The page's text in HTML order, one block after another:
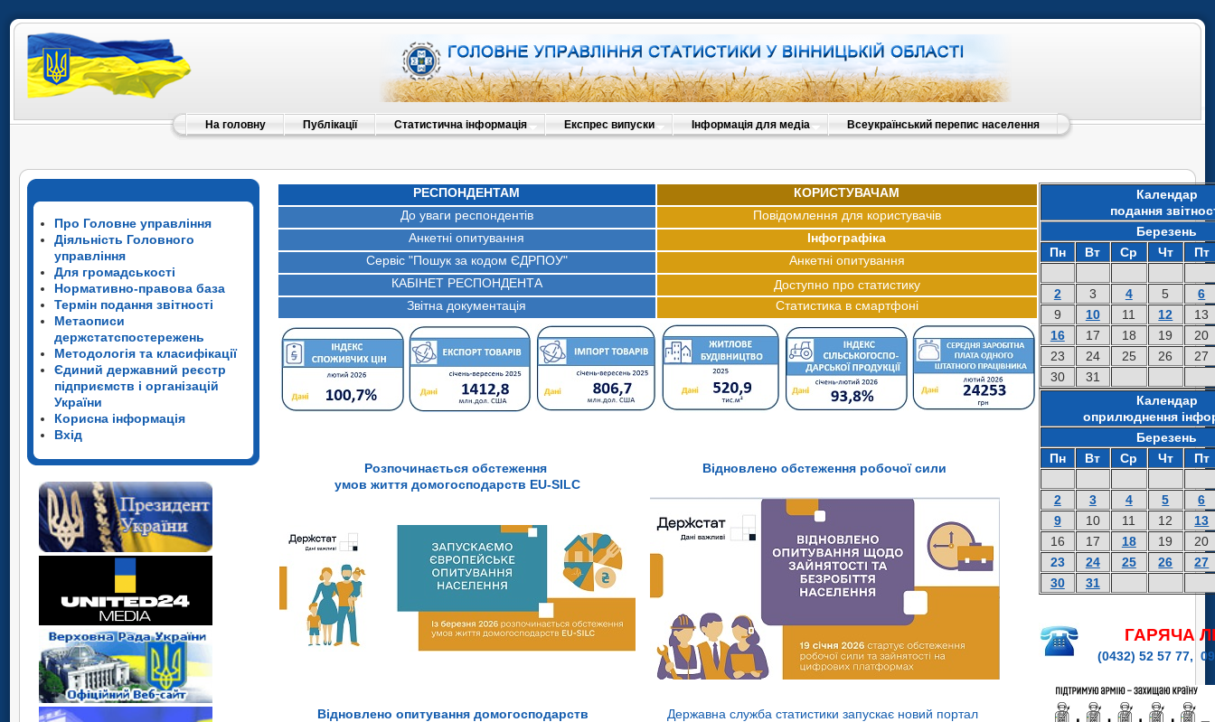
На головну Публікації Статистична інформація Експрес випуски Інформація для медіа Всеукраїнський перепис населення
Про Головне управління
Діяльність Головного
управління
Для громадськості
Нормативно-правова база
Термін подання звітності
Метаописи
держстатспостережень
Методологія та класифікації
Єдиний державний реєстр
підприємств і організацій
України
Корисна інформація
Вхід
РЕСПОНДЕНТАМ
КОРИСТУВАЧАМ
До уваги респондентів
Повідомлення для користувачів
Анкетні опитування
Інфографіка
Сервіс "Пошук за кодом ЄДРПОУ"
Анкетні опитування
КАБІНЕТ РЕСПОНДЕНТА
Доступно про статистику
Звітна документація
Статистика в смартфоні
Розпочинається обстеження
умов життя домогосподарств EU-SILC
Відновлено обстеження робочої сили
Відновлено опитування домогосподарств
Державна служба статистики запускає новий портал
Календар
подання
Березень
Пн
Вт Ср Чт Пт
2 3 4 5
6
9
10 11 12
13
16
17 18 19
20
23
24 25 26
27
30
31
Календар
оприлюднення
Березень
Пн
Вт Ср Чт Пт
2 3 4 5
6
9
10 11 12
13
16
17 18 19
20
23
24 25 26
27
30
31
ГАРЯЧА
(0432) 52 57 77,